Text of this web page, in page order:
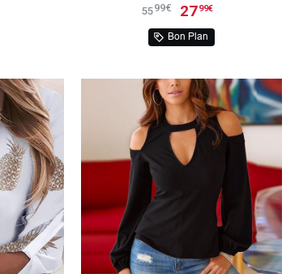
5599€ 2799€
Bon Plan